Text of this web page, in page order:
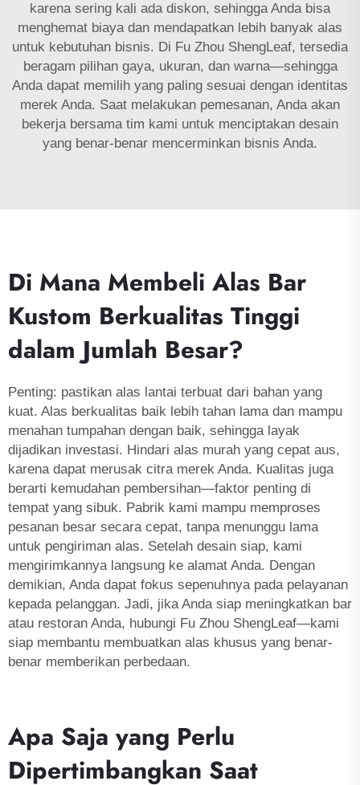
karena sering kali ada diskon, sehingga Anda bisa
menghemat biaya dan mendapatkan lebih banyak alas
untuk kebutuhan bisnis. Di Fu Zhou ShengLeaf, tersedia
beragam pilihan gaya, ukuran, dan warna—sehingga
Anda dapat memilih yang paling sesuai dengan identitas
merek Anda. Saat melakukan pemesanan, Anda akan
bekerja bersama tim kami untuk menciptakan desain
yang benar-benar mencerminkan bisnis Anda.
Di Mana Membeli Alas Bar
Kustom Berkualitas Tinggi
dalam Jumlah Besar?
Penting: pastikan alas lantai terbuat dari bahan yang
kuat. Alas berkualitas baik lebih tahan lama dan mampu
menahan tumpahan dengan baik, sehingga layak
dijadikan investasi. Hindari alas murah yang cepat aus,
karena dapat merusak citra merek Anda. Kualitas juga
berarti kemudahan pembersihan—faktor penting di
tempat yang sibuk. Pabrik kami mampu memproses
pesanan besar secara cepat, tanpa menunggu lama
untuk pengiriman alas. Setelah desain siap, kami
mengirimkannya langsung ke alamat Anda. Dengan
demikian, Anda dapat fokus sepenuhnya pada pelayanan
kepada pelanggan. Jadi, jika Anda siap meningkatkan bar
atau restoran Anda, hubungi Fu Zhou ShengLeaf—kami
siap membantu membuatkan alas khusus yang benar-
benar memberikan perbedaan.
Apa Saja yang Perlu
Dipertimbangkan Saat